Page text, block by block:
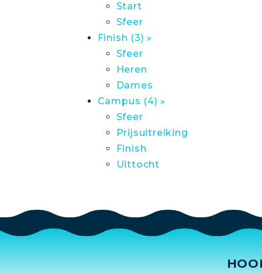
Start
Sfeer
Finish (3) »
Sfeer
Heren
Dames
Campus (4) »
Sfeer
Prijsuitreiking
Finish
Uittocht